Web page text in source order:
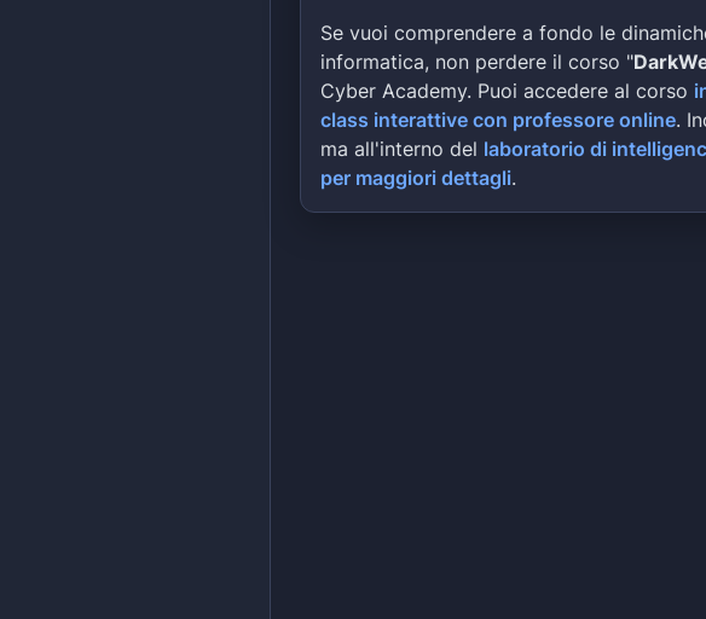
Se vuoi comprendere a fondo le
informatica, non perdere il corso "
Cyber Academy. Puoi accedere al corso
class interattive con professore online.
ma all'interno del laboratorio di
per maggiori dettagli.